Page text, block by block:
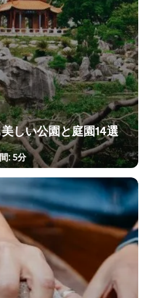
しい公園と庭園14選
: 5分